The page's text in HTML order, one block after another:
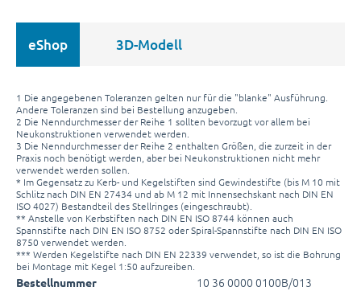
eShop 3D-Modell
1 Die angegebenen Toleranzen gelten nur für die "blanke" Ausführung.
Andere Toleranzen sind bei Bestellung anzugeben.
2 Die Nenndurchmesser der Reihe 1 sollten bevorzugt vor allem bei
Neukonstruktionen verwendet werden.
3 Die Nenndurchmesser der Reihe 2 enthalten Größen, die zurzeit in der
Praxis noch benötigt werden, aber bei Neukonstruktionen nicht mehr
verwendet werden sollen.
* Im Gegensatz zu Kerb- und Kegelstiften sind Gewindestifte (bis M 10 mit
Schlitz nach DIN EN 27434 und ab M 12 mit Innensechskant nach DIN EN
ISO 4027) Bestandteil des Stellringes (eingeschraubt).
** Anstelle von Kerbstiften nach DIN EN ISO 8744 können auch
Spannstifte nach DIN EN ISO 8752 oder Spiral-Spannstifte nach DIN EN ISO
8750 verwendet werden.
*** Werden Kegelstifte nach DIN EN 22339 verwendet, so ist die Bohrung
bei Montage mit Kegel 1:50 aufzureiben.
Bestellnummer 10 36 0000 0100B/013